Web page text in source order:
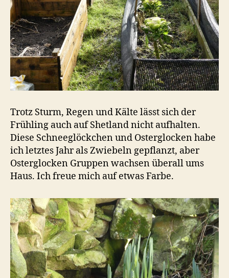
Trotz Sturm, Regen und Kälte lässt sich der
Frühling auch auf Shetland nicht aufhalten.
Diese Schneeglöckchen und Osterglocken habe
ich letztes Jahr als Zwiebeln gepflanzt, aber
Osterglocken Gruppen wachsen überall ums
Haus. Ich freue mich auf etwas Farbe.